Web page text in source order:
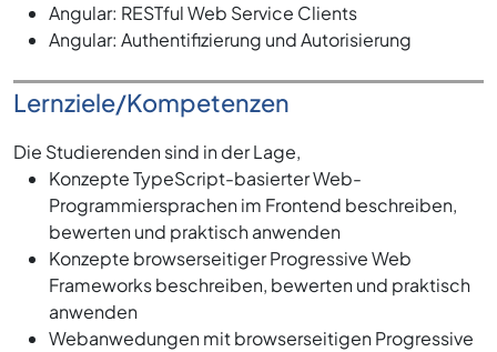
Angular: RESTful Web Service Clients
Angular: Authentifizierung und Autorisierung
Lernziele/Kompetenzen
Die Studierenden sind in der Lage,
Konzepte TypeScript-basierter Web-
Programmiersprachen im Frontend beschreiben,
bewerten und praktisch anwenden
Konzepte browserseitiger Progressive Web
Frameworks beschreiben, bewerten und praktisch
anwenden
Webanwedungen mit browserseitigen Progressive